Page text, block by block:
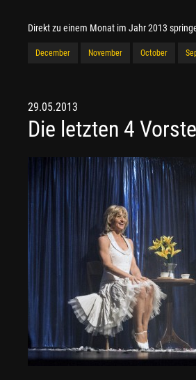
Direkt zu einem Monat im Jahr 2013
December November October
29.05.2013
Die letzten 4